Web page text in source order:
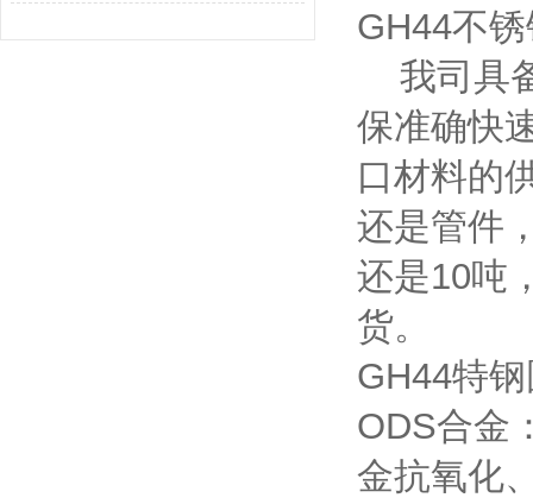
GH44不
我司具
保准确快
口材料的
还是管件
还是10吨
货。
GH44特
ODS合金
金抗氧化